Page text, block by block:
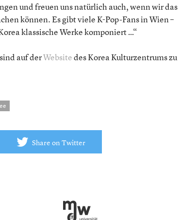
und freuen uns natürlich auch, wenn wir das
können. Es gibt viele K-Pop-Fans in Wien –
klassische Werke komponiert …“
auf derWebsitedes Korea Kulturzentrums zu
Share on Twitter